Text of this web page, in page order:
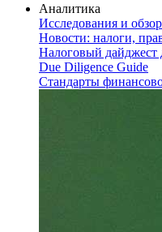
Аналитика
Исследования и
Новости: налоги,
Налоговый дайджест
Due Diligence Guide
Стандарты